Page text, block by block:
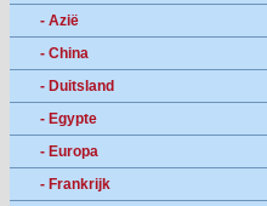
- Azië
- China
- Duitsland
- Egypte
- Europa
- Frankrijk